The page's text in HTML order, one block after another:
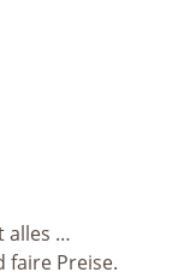
alles …
faire Preise.